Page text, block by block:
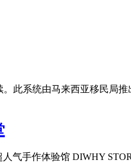
此系统由马来西亚移民局
气手作体验馆 DIWHY